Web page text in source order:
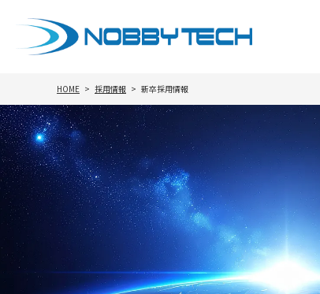
HOME 採用情報 新卒採用情報